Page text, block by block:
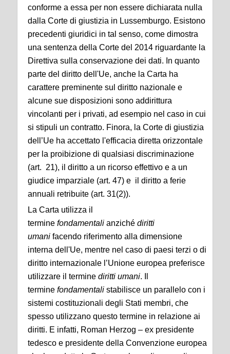
conforme a essa per non essere dichiarata nulla
dalla Corte di giustizia in Lussemburgo. Esistono
precedenti giuridici in tal senso, come dimostra
una sentenza della Corte del 2014 riguardante la
Direttiva sulla conservazione dei dati. In quanto
parte del diritto dell'Ue, anche la Carta ha
carattere preminente sul diritto nazionale e
alcune sue disposizioni sono addirittura
vincolanti per i privati, ad esempio nel caso in cui
si stipuli un contratto. Finora, la Corte di giustizia
dell’Ue ha accettato l'efficacia diretta orizzontale
per la proibizione di qualsiasi discriminazione
(art. 21), il diritto a un ricorso effettivo e a un
giudice imparziale (art. 47) e il diritto a ferie
annuali retribuite (art. 31(2)).
La Carta utilizza il
termine fondamentali anziché diritti
umani facendo riferimento alla dimensione
interna dell'Ue, mentre nel caso di paesi terzi o di
diritto internazionale l’Unione europea preferisce
utilizzare il termine diritti umani. Il
termine fondamentali stabilisce un parallelo con i
sistemi costituzionali degli Stati membri, che
spesso utilizzano questo termine in relazione ai
diritti. E infatti, Roman Herzog – ex presidente
tedesco e presidente della Convenzione europea